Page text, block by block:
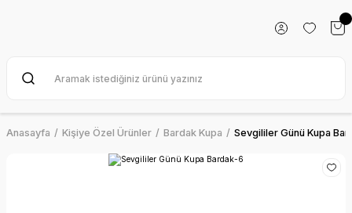
Anasayfa Kişiye Özel Ürünler Bardak Kupa Sevgililer Günü Kupa